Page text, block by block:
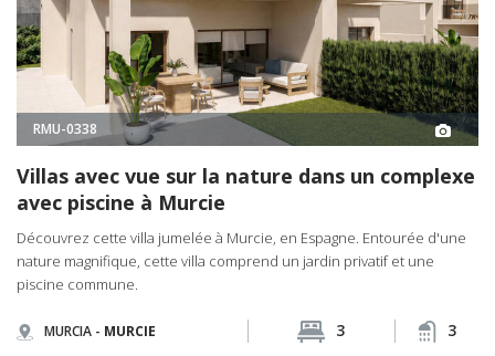
RMU-0338
Villas avec vue sur la nature dans un complexe
avec piscine à Murcie
Découvrez cette villa jumelée à Murcie, en Espagne. Entourée d'une
nature magnifique, cette villa comprend un jardin privatif et une
piscine commune.
MURCIA - MURCIE 3 3